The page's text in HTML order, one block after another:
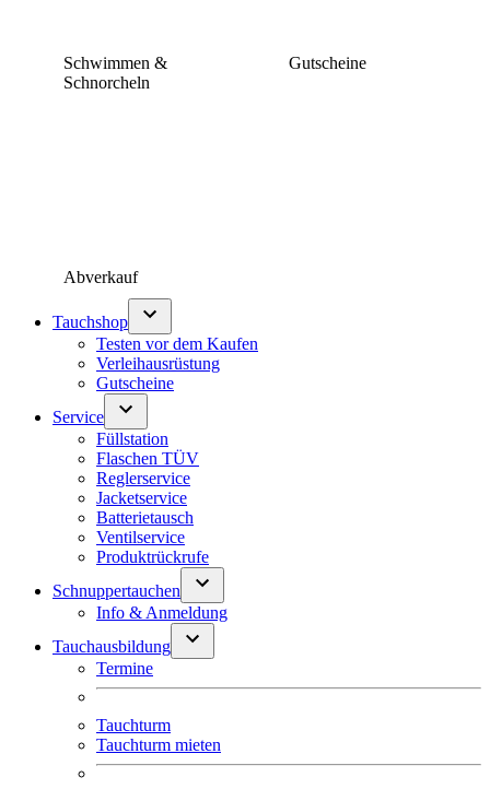
Schwimmen &
Schnorcheln
Gutscheine
Abverkauf
Tauchshop
Testen vor dem Kaufen
Verleihausrüstung
Gutscheine
Service
Füllstation
Flaschen TÜV
Reglerservice
Jacketservice
Batterietausch
Ventilservice
Produktrückrufe
Schnuppertauchen
Info & Anmeldung
Tauchausbildung
Termine
Tauchturm
Tauchturm mieten